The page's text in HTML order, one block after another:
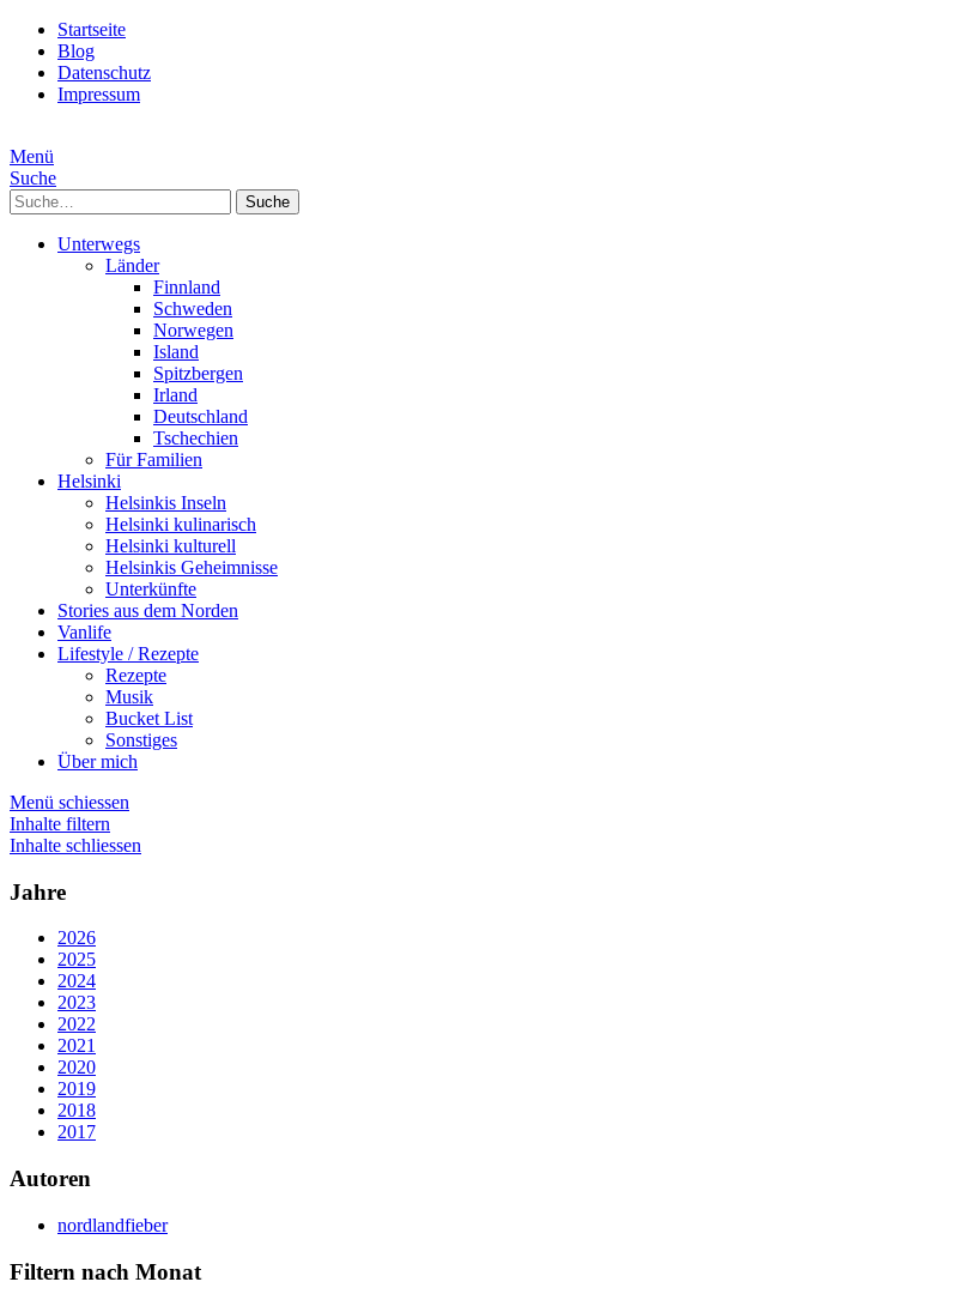
Startseite
Blog
Datenschutz
Impressum
Menü
Suche
Suche
Unterwegs
Länder
Finnland
Schweden
Norwegen
Island
Spitzbergen
Irland
Deutschland
Tschechien
Für Familien
Helsinki
Helsinkis Inseln
Helsinki kulinarisch
Helsinki kulturell
Helsinkis Geheimnisse
Unterkünfte
Stories aus dem Norden
Vanlife
Lifestyle / Rezepte
Rezepte
Musik
Bucket List
Sonstiges
Über mich
Menü schiessen
Inhalte filtern
Inhalte schliessen
Jahre
2026
2025
2024
2023
2022
2021
2020
2019
2018
2017
Autoren
nordlandfieber
Filtern nach Monat